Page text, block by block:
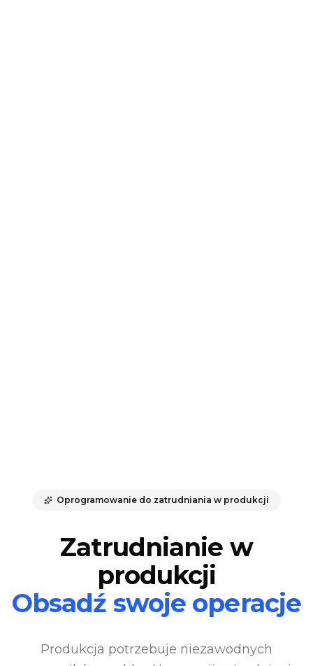
Oprogramowanie do zatrudniania w produkcji
Zatrudnianie w
produkcji
Obsadź swoje operacje
Produkcja potrzebuje niezawodnych